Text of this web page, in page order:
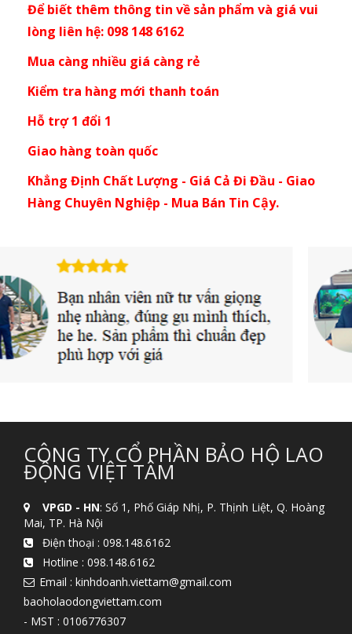
Để biết thêm thông tin về sản phẩm và giá vui
lòng liên hệ: 098 148 6162
Mua càng nhiều giá càng rẻ
Kiểm tra hàng mới thanh toán
Hỗ trợ 1 đổi 1
Giao hàng toàn quốc
Khẳng Định Chất Lượng - Giá Cả Đi Đầu - Giao
Hàng Chuyên Nghiệp - Mua Bán Tin Cậy.
CÔNG TY CỔ PHẦN BẢO HỘ LAO
ĐỘNG VIỆT TÂM
VPGD - HN: Số 1, Phố Giáp Nhị, P. Thịnh Liệt, Q. Hoàng
Mai, TP. Hà Nội
Điện thoại : 098.148.6162
Hotline : 098.148.6162
Email : kinhdoanh.viettam@gmail.com
baoholaodongviettam.com
- MST : 0106776307